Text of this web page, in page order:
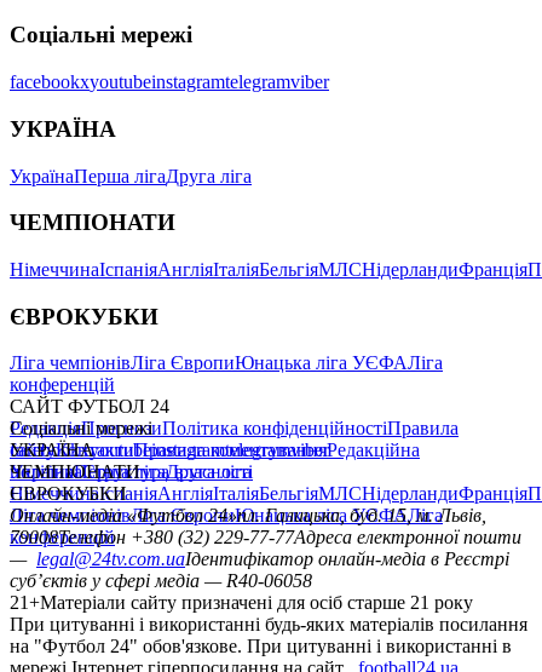
Соціальні мережі
facebookxyoutubeinstagramtelegramviber
УКРАЇНА
УкраїнаПерша лігаДруга ліга
ЧЕМПІОНАТИ
НімеччинаІспаніяАнгліяІталіяБельгіяМЛСНідерландиФранція
ЄВРОКУБКИ
Ліга чемпіонівЛіга ЄвропиЮнацька ліга УЄФАЛіга
конференцій
САЙТ ФУТБОЛ 24
РедакціяПрогнозиПолітика конфіденційностіПравила
сайтуКонтактиПравила коментуванняРедакційна
політикаСтруктура власності
Соціальні мережі
facebookxyoutubeinstagramtelegramviber
УКРАЇНА
УкраїнаПерша лігаДруга ліга
ЧЕМПІОНАТИ
НімеччинаІспаніяАнгліяІталіяБельгіяМЛСНідерландиФранція
ЄВРОКУБКИ
Ліга чемпіонівЛіга ЄвропиЮнацька ліга УЄФАЛіга
конференцій
Онлайн-медіа «Футбол 24»пл. Галицька, буд. 15, м. Львів,
79008Телефон +380 (32) 229-77-77Адреса електронної пошти
— legal@24tv.com.uaІдентифікатор онлайн-медіа в Реєстрі
суб’єктів у сфері медіа — R40-06058
21+Матеріали сайту призначені для осіб старше 21 року
При цитуванні і використанні будь-яких матеріалів посилання
на "Футбол 24" обов'язкове. При цитуванні і використанні в